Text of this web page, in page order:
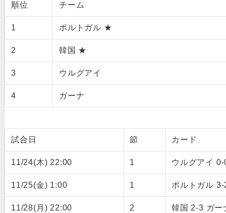
順位 チーム
1 ポルトガル ★
2 韓国 ★
3 ウルグアイ
4 ガーナ
試合日 節 カード
11/24(木) 22:00 1 ウルグアイ
11/25(金) 1:00 1 ポルトガル
11/28(月) 22:00 2 韓国 2-3 ガー